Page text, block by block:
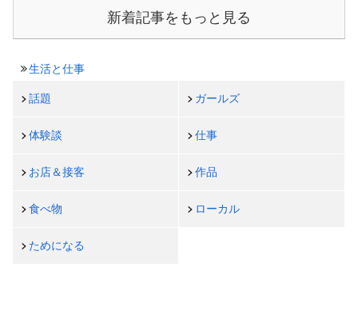
新着記事をもっと見る
生活と仕事
話題 ガールズ
体験談 仕事
お店＆接客 作品
食べ物 ローカル
ためになる